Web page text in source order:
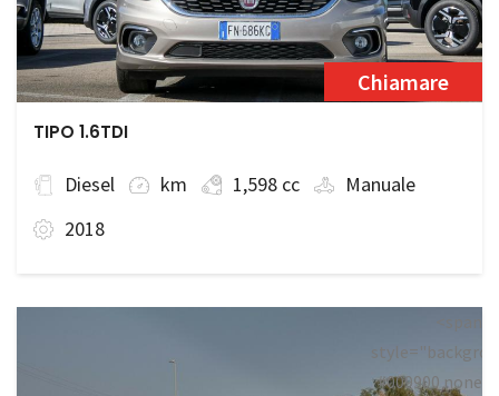
Chiamare
TIPO 1.6TDI
Diesel km 1,598 cc
Manuale
2018
#009900 none